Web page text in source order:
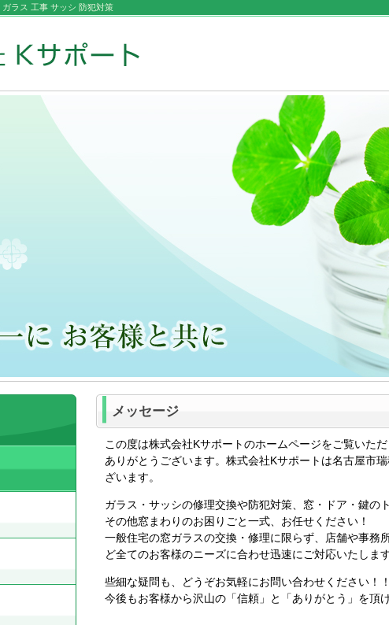
ラス 工事 サッシ 防犯対策
メッセージ
この度は株式会社Kサポートのホームページをご覧いた
ありがとうございます。株式会社Kサポートは名古屋市
ざいます。
ガラス・サッシの修理交換や防犯対策、窓・ドア・鍵のト
その他窓まわりのお困りごと一式、お任せください！
一般住宅の窓ガラスの交換・修理に限らず、店舗や事務
ど全てのお客様のニーズに合わせ迅速にご対応いたします
些細な疑問も、どうぞお気軽にお問い合わせください！！
今後もお客様から沢山の「信頼」と「ありがとう」を頂